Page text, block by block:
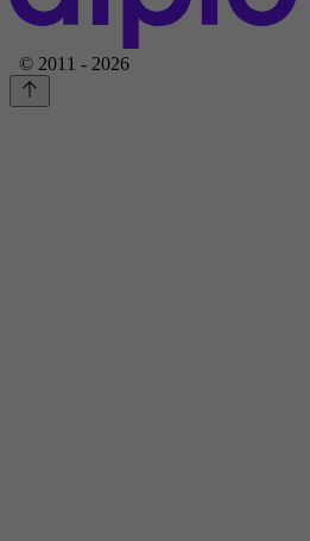
© 2011 - 2026